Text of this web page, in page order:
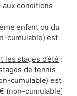
, aux conditions
enfant ou du
cumulable) est
stages d’été :
de tennis
cumulable) est
(non-cumulable)